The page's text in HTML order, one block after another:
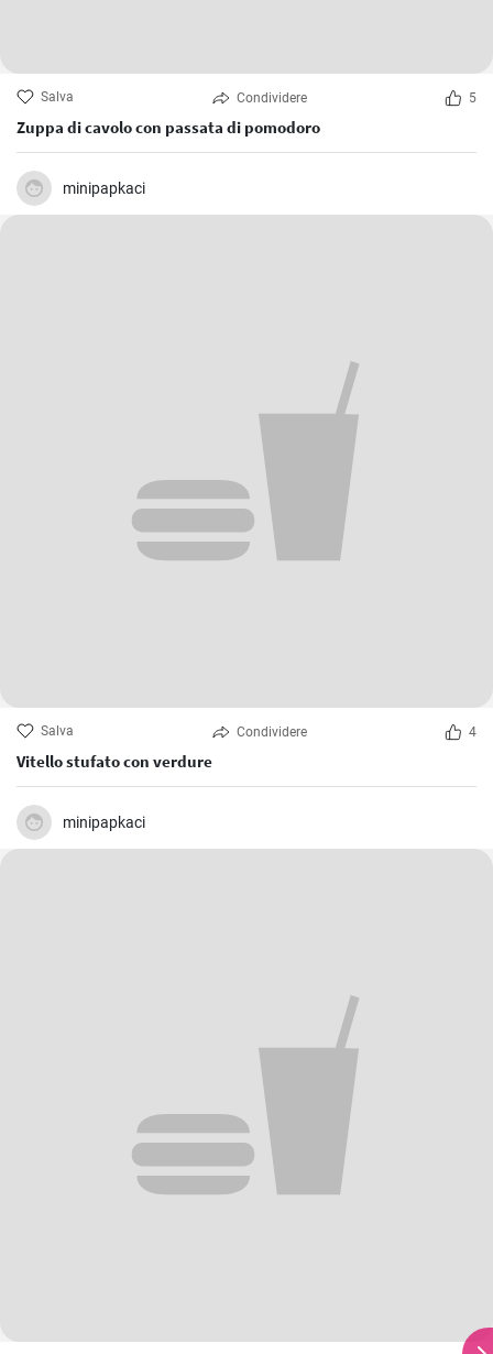
Salva Condividere 5
Zuppa di cavolo con passata di pomodoro
minipapkaci
Salva Condividere 4
Vitello stufato con verdure
minipapkaci